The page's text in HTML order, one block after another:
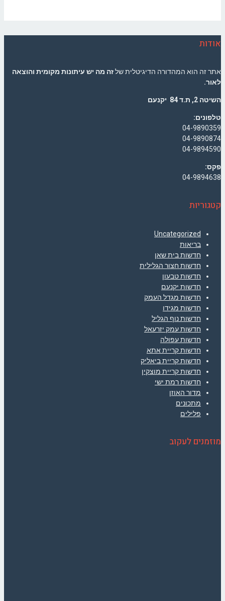
אודות
אתר זה הוא המהדורה הדיגיטלית שלזה מה יש עיתונות מקומית והוצאה
לאור.
השיטה 2, ת.ד 84 יקנעם
טלפונים:
04-9890359
04-9890874
04-9894590
פקס:
04-9894638
קטגוריות
Uncategorized
בריאות
חדשות בית שאן
חדשות חצור הגלילית
חדשות טבעון
חדשות יקנעם
חדשות מגדל העמק
חדשות מגידו
חדשות נוף הגליל
חדשות עמק יזרעאל
חדשות עפולה
חדשות קריית אתא
חדשות קריית ביאליק
חדשות קריית מוצקין
חדשות רמת ישי
מדור האוזן
מתכונים
פלילים
מוזמנים לעקוב